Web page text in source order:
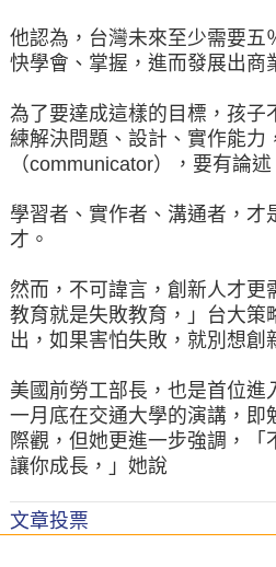
他認為，台灣未來至少需要五
快學會、掌握，進而發展出商
為了要達成這樣的目標，孩子
練解決問題、設計、實作能力
（communicator），要有論
學習者、實作者、溝通者，
才。
然而，不可諱言，創新人才
教育就是失敗教育，」台大策
出，如果害怕失敗，就別想創
美國前勞工部長，也是首位
一月底在交通大學的演講，即
際觀，但她更進一步強調，
讓你成長，」她說
文章投票